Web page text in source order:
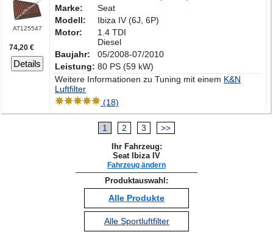
AT125547
74,20 €
Details
Marke:
Seat
Modell:
Ibiza IV (6J, 6P)
Motor:
1.4 TDI
Diesel
Baujahr:
05/2008-07/2010
Leistung: 80 PS (59 kW)
Weitere Informationen zu Tuning mit einem K&N
Luftfilter
(18)
1 2 3 >>
Ihr Fahrzeug:
Seat Ibiza IV
Fahrzeug ändern
Produktauswahl:
Alle Produkte
Alle Sportluftfilter